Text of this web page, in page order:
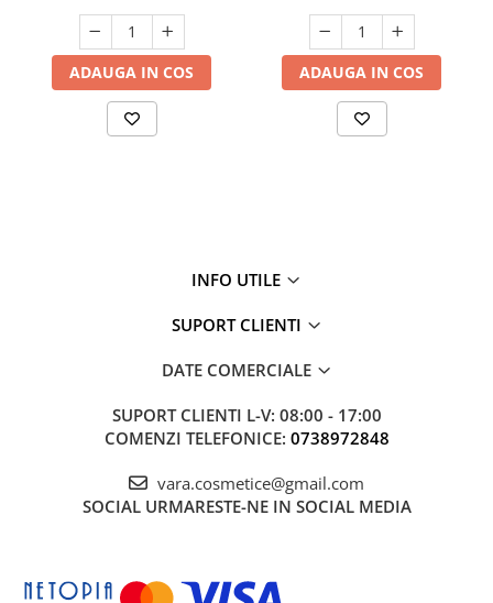
ADAUGA IN COS ADAUGA IN COS
INFO UTILE
SUPORT CLIENTI
DATE COMERCIALE
SUPORT CLIENTI L-V: 08:00 - 17:00
COMENZI TELEFONICE: 0738972848
vara.cosmetice@gmail.com
SOCIAL URMARESTE-NE IN SOCIAL MEDIA